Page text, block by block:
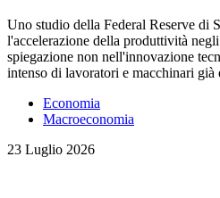
Uno studio della Federal Reserve di
l'accelerazione della produttività
spiegazione non nell'innovazione
intenso di lavoratori e macchinari già
Economia
Macroeconomia
23 Luglio 2026